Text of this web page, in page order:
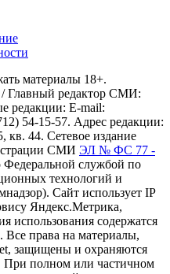
материалы 18+.
Главный редактор СМИ:
редакции: E-mail:
54-15-57. Адрес редакции:
кв. 44. Сетевое издание
СМИ ЭЛ № ФС 77 -
Федеральной службой по
технологий и
Сайт использует IP
Яндекс.Метрика,
использования содержатся
Все права на материалы,
защищены и охраняются
При полном или частичном